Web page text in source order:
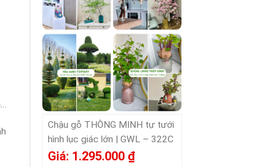
Chậu gỗ THÔNG MINH tự tưới
hình lục giác lớn | GWL – 322C
Giá: 1.295.000 ₫